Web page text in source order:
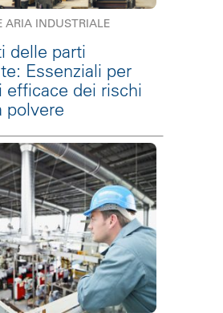
ARIA INDUSTRIALE
delle parti
Essenziali per
efficace dei rischi
polvere